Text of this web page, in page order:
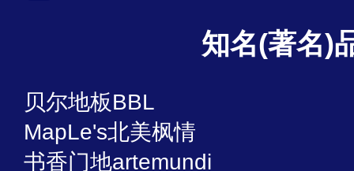
知名(著名)
贝尔地板BBL
MapLe's北美枫情
书香门地artemundi